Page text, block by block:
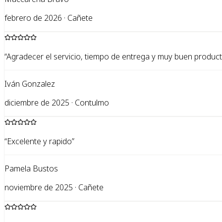
febrero de 2026 · Cañete
“Agradecer el servicio, tiempo de entrega y muy buen
Iván Gonzalez
diciembre de 2025 · Contulmo
“Excelente y rapido”
Pamela Bustos
noviembre de 2025 · Cañete